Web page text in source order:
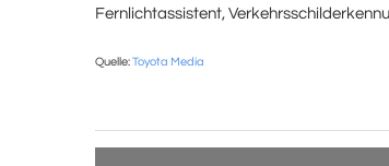
Fernlichtassistent,
Quelle:Toyota Media